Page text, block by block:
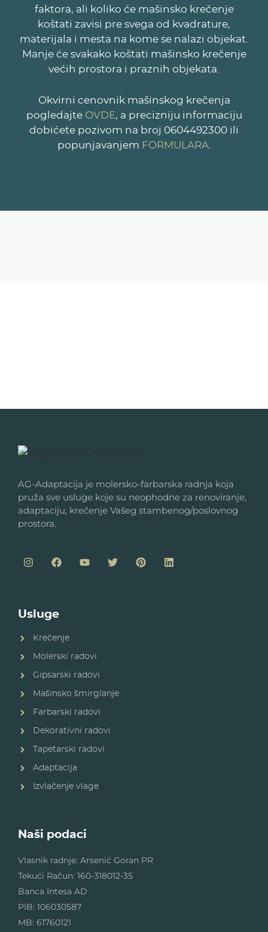
faktora, ali koliko će mašinsko krečenje
koštati zavisi pre svega od kvadrature,
materijala i mesta na kome se nalazi objekat.
Manje će svakako koštati mašinsko krečenje
većih prostora i praznih objekata.
Okvirni cenovnik mašinskog krečenja
pogledajte OVDE, a precizniju informaciju
dobićete pozivom na broj 0604492300 ili
popunjavanjem FORMULARA.
AG-Adaptacija je molersko-farbarska radnja koja
pruža sve usluge koje su neophodne za renoviranje,
adaptaciju, krečenje Vašeg stambenog/poslovnog
prostora.
Usluge
Krečenje
Molerski radovi
Gipsarski radovi
Mašinsko šmirglanje
Farbarski radovi
Dekorativni radovi
Tapetarski radovi
Adaptacija
Izvlačenje vlage
Naši podaci
Vlasnik radnje: Arsenić Goran PR
Tekući Račun: 160-318012-35
Banca Intesa AD
PIB: 106030587
MB: 61760121